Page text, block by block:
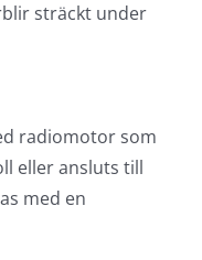
sträckt under
radiomotor som
eller ansluts till
med en